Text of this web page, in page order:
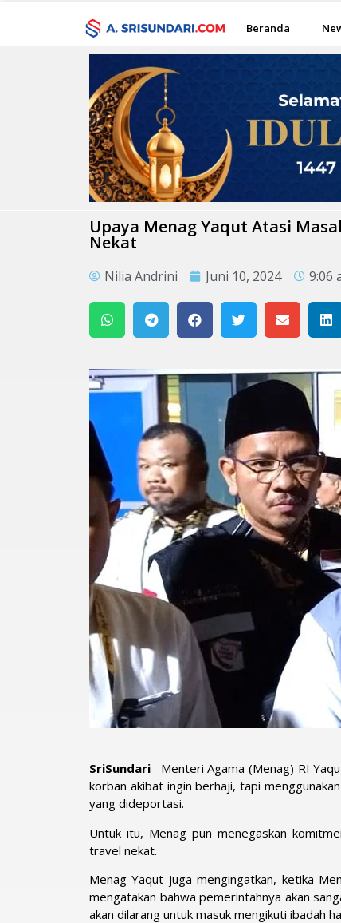
Beranda
Upaya Menag Yaqut Atasi
Nekat
Nilia Andrini Juni 10, 2024 9:06
SriSundari –Menteri Agama (Menag) RI
korban akibat ingin berhaji, tapi
yang dideportasi.
Untuk itu, Menag pun menegaskan
travel nekat.
Menag Yaqut juga mengingatkan, ketika
mengatakan bahwa pemerintahnya akan
akan dilarang untuk masuk mengikuti ibadah